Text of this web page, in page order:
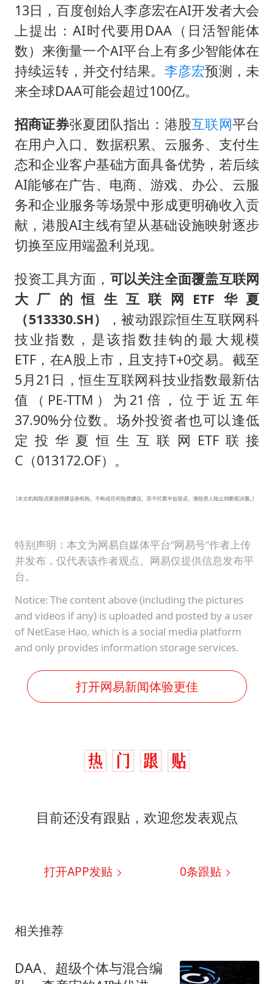
13日，百度创始人李彦宏在AI开发者大会
上提出：AI时代要用DAA（日活智能体
数）来衡量一个AI平台上有多少智能体在
持续运转，并交付结果。 李彦宏预测，未
来全球DAA可能会超过100亿。
招商证券张夏团队指出：港股互联网平台
在用户入口、数据积累、云服务、支付生
态和企业客户基础方面具备优势，若后续
AI能够在广告、电商、游戏、办公、云服
务和企业服务等场景中形成更明确收入贡
献，港股AI主线有望从基础设施映射逐步
切换至应用端盈利兑现。
投资工具方面， 可以关注全面覆盖互联网
大厂的恒生互联网ETF华夏
（513330.SH）
，被动跟踪恒生互联网科
技业指数，是该指数挂钩的最大规模
ETF，在A股上市，且支持T+0交易。截至
5月21日，恒生互联网科技业指数最新估
值（PE-TTM）为21倍，位于近五年
37.90%分位数。场外投资者也可以逢低
定投华夏恒生互联网ETF联接
C（013172.OF）。
特别声明：本文为网易自媒体平台“网易号”作者上传
并发布，仅代表该作者观点。网易仅提供信息发布平
台。
Notice: The content above (including the pictures
and videos if any) is uploaded and posted by a user
of NetEase Hao, which is a social media platform
and only provides information storage services.
打开网易新闻体验更佳
目前还没有跟贴，欢迎您发表观点
打开APP发贴 0条跟贴
相关推荐
DAA、超级个体与混合编